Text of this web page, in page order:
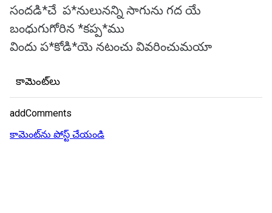
సందడి*చే ప*నులునన్ని సాగును గద యే
బంధుగుగోరిన *కప్ప*ము
విందు ప*కోడి*యె నటంచు వివరించుమయా
కామెంట్‌లు
addComments
కామెంట్‌ను పోస్ట్ చేయండి